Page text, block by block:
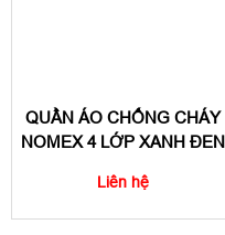
QUẦN ÁO CHỐNG CHÁY
NOMEX 4 LỚP XANH ĐEN
Liên hệ